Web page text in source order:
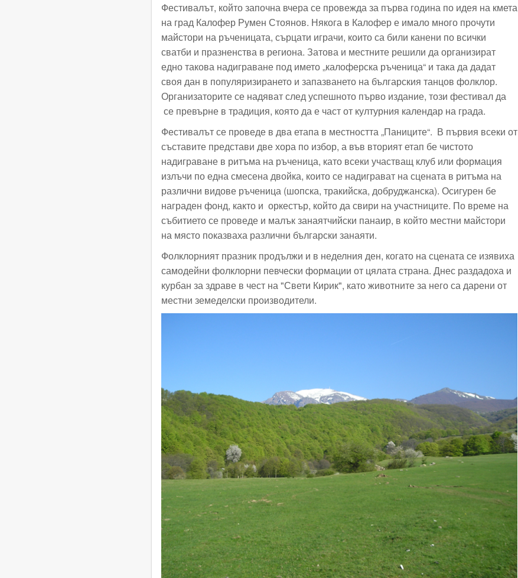
Фестивалът, който започна вчера се провежда за първа година по идея на кмета
на град Калофер Румен Стоянов. Някога в Калофер е имало много прочути
майстори на ръченицата, сърцати играчи, които са били канени по всички
сватби и празненства в региона. Затова и местните решили да организират
едно такова надиграване под името „калоферска ръченица“ и така да дадат
своя дан в популяризирането и запазването на българския танцов фолклор.
Организаторите се надяват след успешното първо издание, този фестивал да
се превърне в традиция, която да е част от културния календар на града.
Фестивалът се проведе в два етапа в местността „Паниците“. В първия всеки от
съставите представи две хора по избор, а във вторият етап бе чистото
надиграване в ритъма на ръченица, като всеки участващ клуб или формация
излъчи по една смесена двойка, които се надиграват на сцената в ритъма на
различни видове ръченица (шопска, тракийска, добруджанска). Осигурен бе
награден фонд, както и оркестър, който да свири на участниците. По време на
събитието се проведе и малък занаятчийски панаир, в който местни майстори
на място показваха различни български занаяти.
Фолклорният празник продължи и в неделния ден, когато на сцената се изявиха
самодейни фолклорни певчески формации от цялата страна. Днес раздадоха и
курбан за здраве в чест на "Свети Кирик", като животните за него са дарени от
местни земеделски производители.